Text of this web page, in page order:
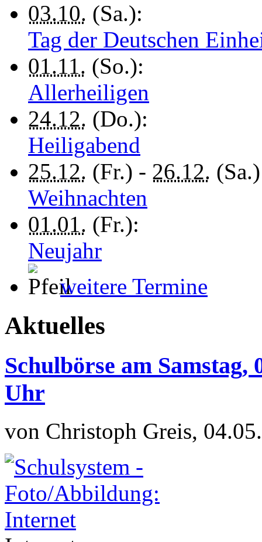
03.10. (Sa.):
Tag der Deutschen
01.11. (So.):
Allerheiligen
24.12. (Do.):
Heiligabend
25.12. (Fr.) - 26.12.
Weihnachten
01.01. (Fr.):
Neujahr
weitere Termine
Aktuelles
Schulbörse am Samstag,
Uhr
von Christoph Greis,